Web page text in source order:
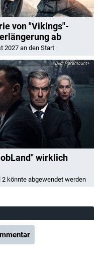
von "Vikings"-
ab
2027 an den Start
Paramount+
wirklich
könnte abgewendet werden